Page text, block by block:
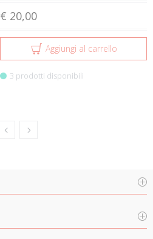
€ 20,00
Aggiungi al carrello
3 prodotti disponibili